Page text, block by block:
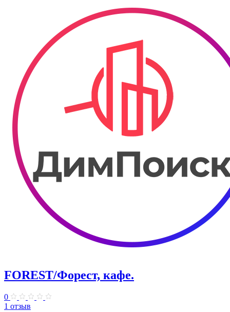
FOREST/Форест, кафе.
0
1 отзыв